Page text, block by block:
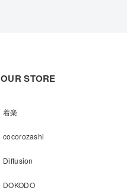
OUR STORE
着楽
cocorozashi
Diffusion
DOKODO